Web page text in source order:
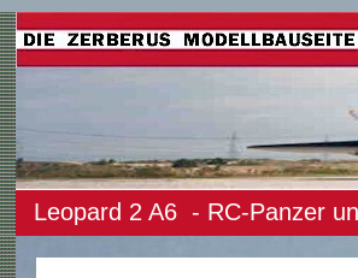
Leopard 2 A6 - RC-Panzer